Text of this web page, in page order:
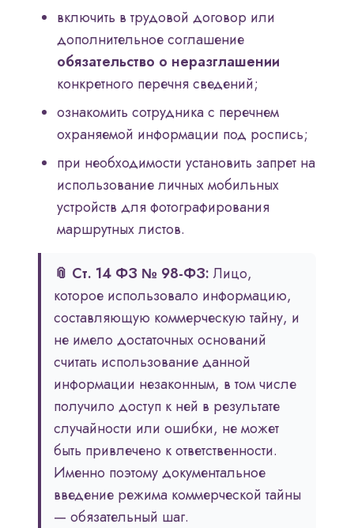
включить в трудовой договор или
дополнительное соглашение
обязательство о неразглашении
конкретного перечня сведений;
ознакомить сотрудника с перечнем
охраняемой информации под роспись;
при необходимости установить запрет на
использование личных мобильных
устройств для фотографирования
маршрутных листов.
📎 Ст. 14 ФЗ № 98-ФЗ: Лицо,
которое использовало информацию,
составляющую коммерческую тайну, и
не имело достаточных оснований
считать использование данной
информации незаконным, в том числе
получило доступ к ней в результате
случайности или ошибки, не может
быть привлечено к ответственности.
Именно поэтому документальное
введение режима коммерческой тайны
— обязательный шаг.